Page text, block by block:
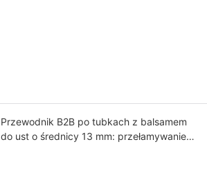
Przewodnik B2B po tubkach z balsamem
do ust o średnicy 13 mm: przełamywanie